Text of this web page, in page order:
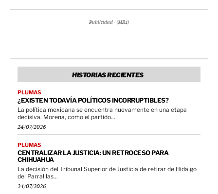
Publicidad - (MR1)
HISTORIAS RECIENTES
PLUMAS
¿EXISTEN TODAVÍA POLÍTICOS INCORRUPTIBLES?
La política mexicana se encuentra nuevamente en una etapa
decisiva. Morena, como el partido...
24/07/2026
PLUMAS
CENTRALIZAR LA JUSTICIA: UN RETROCESO PARA
CHIHUAHUA
La decisión del Tribunal Superior de Justicia de retirar de Hidalgo
del Parral las...
24/07/2026